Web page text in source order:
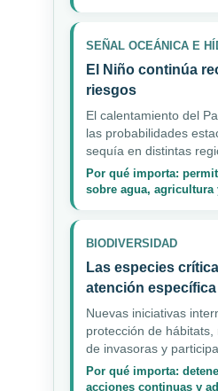
SEÑAL OCEÁNICA E
El Niño continúa
riesgos
El calentamiento del
las probabilidades
sequía en distintas
Por qué importa:
sobre agua, agricultura
BIODIVERSIDAD
Las especies
atención específica
Nuevas iniciativas
protección de
de invasoras y
Por qué importa:
acciones continuas y